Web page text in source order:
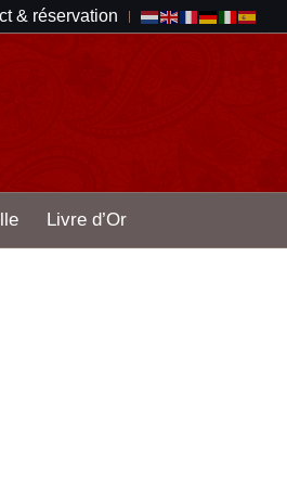
& réservation
Livre d’Or